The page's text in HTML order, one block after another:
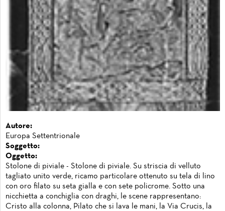
Autore:
Europa Settentrionale
Soggetto:
Oggetto:
Stolone di piviale - Stolone di piviale. Su striscia di velluto
tagliato unito verde, ricamo particolare ottenuto su tela di lino
con oro filato su seta gialla e con sete policrome. Sotto una
nicchietta a conchiglia con draghi, le scene rappresentano:
Cristo alla colonna, Pilato che si lava le mani, la Via Crucis, la